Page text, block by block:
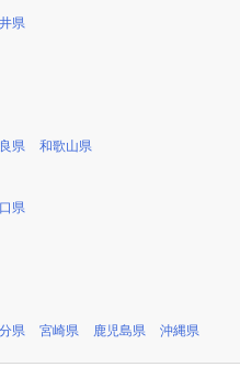
県
県 和歌山県
県
県 宮崎県 鹿児島県 沖縄県